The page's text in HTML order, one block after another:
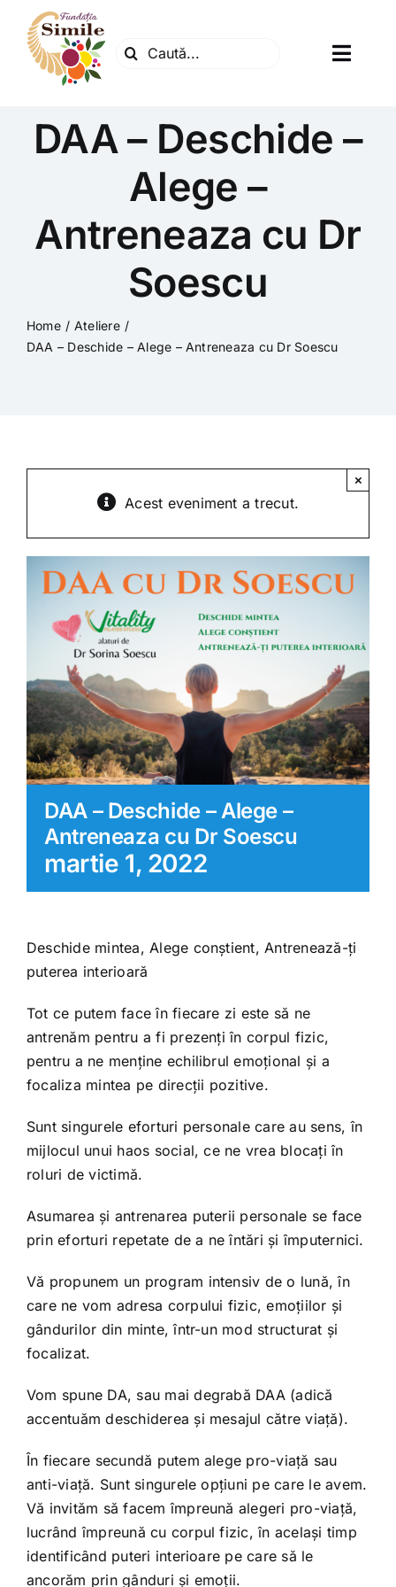
content
Search
Centrul natura
Articole
Dr. Soescu
Evenimente
DAA – Deschide –
Alege –
Antreneaza cu Dr
Soescu
Home
Ateliere
DAA – Deschide – Alege – Antreneaza cu Dr Soescu
Acest eveniment a trecut.
×
DAA – Deschide – Alege –
Antreneaza cu Dr Soescu
martie 1, 2022
Deschide mintea, Alege conștient, Antrenează-ți
puterea interioară
Tot ce putem face în fiecare zi este să ne
antrenăm pentru a fi prezenți în corpul fizic,
pentru a ne menține echilibrul emoțional și a
focaliza mintea pe direcții pozitive.
Sunt singurele eforturi personale care au sens, în
mijlocul unui haos social, ce ne vrea blocați în
roluri de victimă.
Asumarea și antrenarea puterii personale se face
prin eforturi repetate de a ne întări și împuternici.
Vă propunem un program intensiv de o lună, în
care ne vom adresa corpului fizic, emoțiilor și
gândurilor din minte, într-un mod structurat și
focalizat.
Vom spune DA, sau mai degrabă DAA (adică
accentuăm deschiderea și mesajul către viață).
În fiecare secundă putem alege pro-viață sau
anti-viață. Sunt singurele opțiuni pe care le avem.
Vă invităm să facem împreună alegeri pro-viață,
lucrând împreună cu corpul fizic, în același timp
identificând puteri interioare pe care să le
ancorăm prin gânduri și emoții.